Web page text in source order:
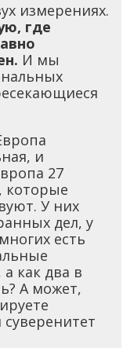
измерениях.
где
И мы
и
27
которые
У них
дел, у
есть
а как два в
А может,
суверенитет